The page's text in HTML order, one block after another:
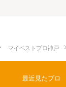
マイベストプロ神戸
最近見たプロ